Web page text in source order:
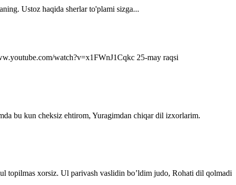
Ustoz haqida sherlar to'plami sizga...
watch?v=x1FWnJ1Cqkc 25-may raqsi
bu kun cheksiz ehtirom, Yuragimdan chiqar dil izxorlarim.
topilmas xorsiz. Ul parivash vaslidin bo’ldim judo, Rohati dil qolmadi